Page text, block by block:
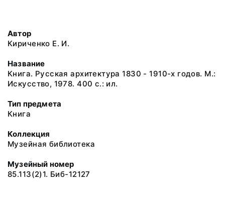
Автор
Кириченко Е. И.
Название
Книга. Русская архитектура 1830 - 1910-х годов. М.:
Искусство, 1978. 400 с.: ил.
Тип предмета
Книга
Коллекция
Музейная библиотека
Музейный номер
85.113(2)1. Биб-12127